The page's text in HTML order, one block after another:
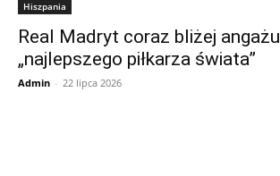
Hiszpania
Real Madryt coraz bliżej angażu
„najlepszego piłkarza świata”
Admin - 22 lipca 2026